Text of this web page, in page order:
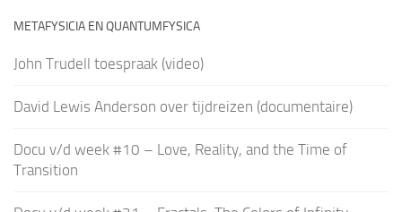
METAFYSICIA EN QUANTUMFYSICA
John Trudell toespraak (video)
David Lewis Anderson over tijdreizen (documentaire)
Docu v/d week #10 – Love, Reality, and the Time of
Transition